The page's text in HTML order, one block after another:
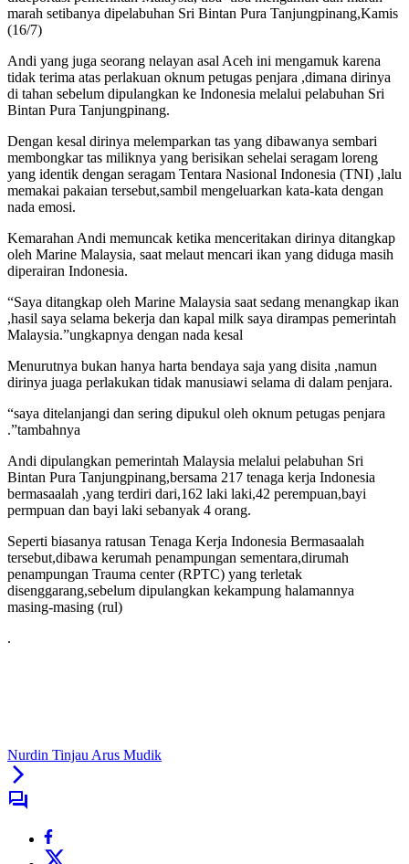
marah setibanya dipelabuhan Sri Bintan Pura Tanjungpinang,Kamis
(16/7)
Andi yang juga seorang nelayan asal Aceh ini mengamuk karena
tidak terima atas perlakuan oknum petugas penjara ,dimana dirinya
di tahan sebelum dipulangkan ke Indonesia melalui pelabuhan Sri
Bintan Pura Tanjungpinang.
Dengan kesal dirinya melemparkan tas yang dibawanya sembari
membongkar tas miliknya yang berisikan sehelai seragam loreng
yang identik dengan seragam Tentara Nasional Indonesia (TNI) ,lalu
memakai pakaian tersebut,sambil mengeluarkan kata-kata dengan
nada emosi.
Kemarahan Andi memuncak ketika menceritakan dirinya ditangkap
oleh Marine Malaysia, saat melaut mencari ikan yang diduga masih
diperairan Indonesia.
“Saya ditangkap oleh Marine Malaysia saat sedang menangkap ikan
,hasil saya selama bekerja dan kapal milk saya dirampas pemerintah
Malaysia.”ungkapnya dengan nada kesal
Menurutnya bukan hanya harta bendaya saja yang disita ,namun
dirinya juaga perlakukan tidak manusiawi selama di dalam penjara.
“saya ditelanjangi dan sering dipukul oleh oknum petugas penjara
.”tambahnya
Andi dipulangkan pemerintah Malaysia melalui pelabuhan Sri
Bintan Pura Tanjungpinang,bersama 217 tenaga kerja Indonesia
bermasaalah ,yang terdiri dari,162 laki laki,42 perempuan,bayi
permpuan dan bayi laki sebanyak 4 orang.
Seperti biasanya ratusan Tenaga Kerja Indonesia Bermasaalah
tersebut,dibawa kerumah penampungan sementara,dirumah
penampungan Trauma center (RPTC) yang terletak
disenggarang,sebelum dipulangkan kekampung halamannya
masing-masing (rul)
.
Nurdin Tinjau Arus Mudik